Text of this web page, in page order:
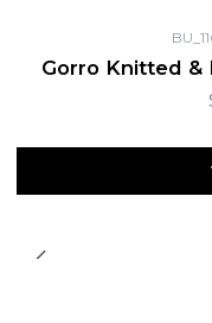
Gorro Knitted &